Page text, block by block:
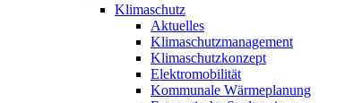
Klimaschutz
Aktuelles
Klimaschutzmanagement
Klimaschutzkonzept
Elektromobilität
Kommunale Wärmeplanung